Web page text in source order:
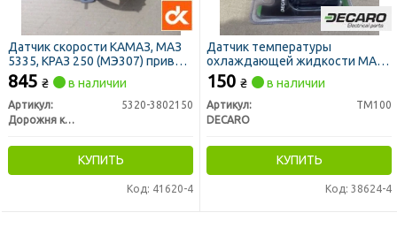
Датчик скорости КАМАЗ, МАЗ
5335, КРАЗ 250 (МЭ307) привод
спидометра (ДК)
845 ₴ в наличии
Артикул:
5320-3802150
Дорожня карта
КУПИТЬ
Код: 41620-4
Датчик температуры
охлаждающей жидкости МАЗ,
ГАЗ, КРАЗ, ЗИЛ, МТЗ под болт
(DECARO)
150 ₴ в наличии
Артикул:
ТМ100
DECARO
КУПИТЬ
Код: 38624-4